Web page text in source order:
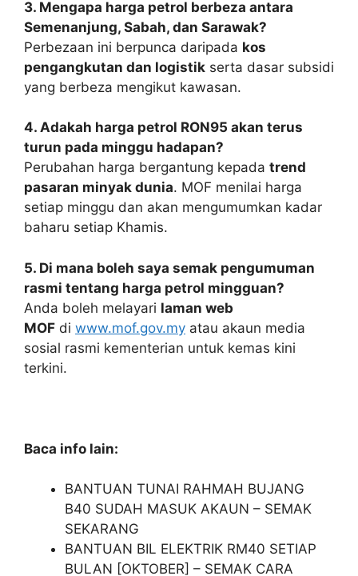
3. Mengapa harga petrol berbeza antara
Semenanjung, Sabah, dan Sarawak?
Perbezaan ini berpunca daripada kos
pengangkutan dan logistik serta dasar subsidi
yang berbeza mengikut kawasan.
4. Adakah harga petrol RON95 akan terus
turun pada minggu hadapan?
Perubahan harga bergantung kepada trend
pasaran minyak dunia. MOF menilai harga
setiap minggu dan akan mengumumkan kadar
baharu setiap Khamis.
5. Di mana boleh saya semak pengumuman
rasmi tentang harga petrol mingguan?
Anda boleh melayari laman web
MOF di www.mof.gov.my atau akaun media
sosial rasmi kementerian untuk kemas kini
terkini.
Baca info lain:
BANTUAN TUNAI RAHMAH BUJANG
B40 SUDAH MASUK AKAUN – SEMAK
SEKARANG
BANTUAN BIL ELEKTRIK RM40 SETIAP
BULAN [OKTOBER] – SEMAK CARA